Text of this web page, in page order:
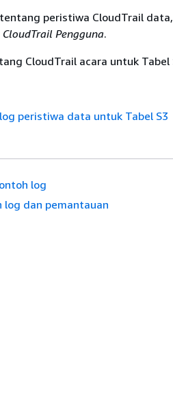
peristiwa CloudTrail
CloudTrail Pengguna.
CloudTrail acara untuk
peristiwa data untuk Tabel S3
log
log dan pemantauan